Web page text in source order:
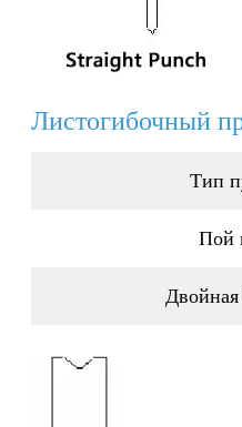
Листогибочный
Тип
Пой